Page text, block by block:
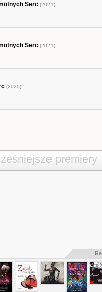
Serc (2021)
Serc (2021)
(2020)
premiery